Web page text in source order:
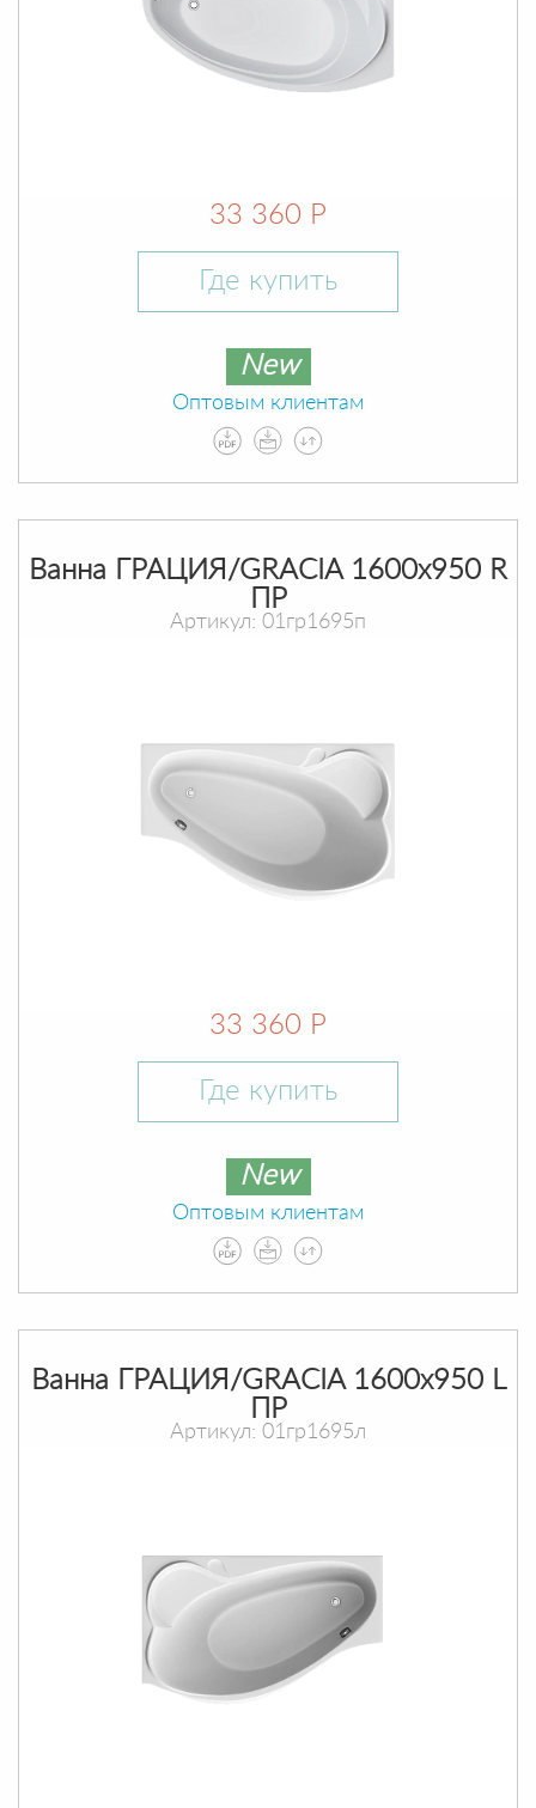
33 360 Р
Где купить
New
Оптовым клиентам
Ванна ГРАЦИЯ/GRACIA 1600х950 R
ПР
Артикул: 01гр1695п
33 360 Р
Где купить
New
Оптовым клиентам
Ванна ГРАЦИЯ/GRACIA 1600х950 L
ПР
Артикул: 01гр1695л